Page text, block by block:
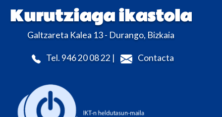
Kurutziaga ikastola
Galtzareta Kalea 13 - Durango, Bizkaia
Tel. 946 20 08 22 | Contacta